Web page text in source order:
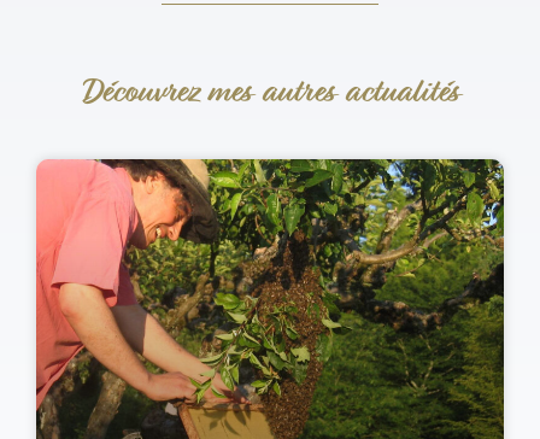
Découvrez mes autres actualités